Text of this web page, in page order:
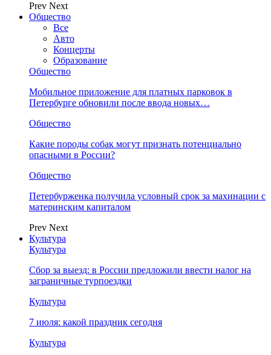
Prev Next
Общество
Все
Авто
Концерты
Образование
Общество
Мобильное приложение для платных парковок в
Петербурге обновили после ввода новых…
Общество
Какие породы собак могут признать потенциально
опасными в России?
Общество
Петербурженка получила условный срок за махинации с
материнским капиталом
Prev Next
Культура
Культура
Сбор за выезд: в России предложили ввести налог на
заграничные турпоездки
Культура
7 июля: какой праздник сегодня
Культура